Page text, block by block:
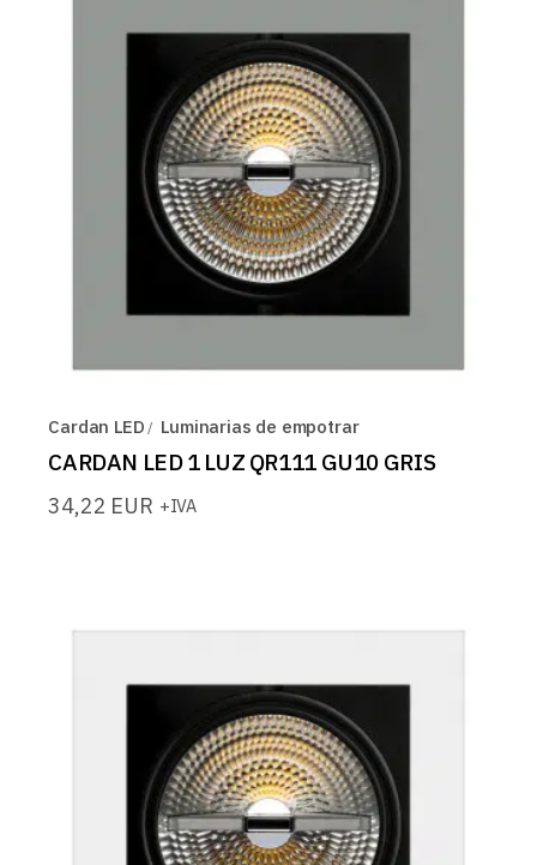
Cardan LED Luminarias de empotrar
CARDAN LED 1 LUZ QR111 GU10 GRIS
34,22 EUR +IVA